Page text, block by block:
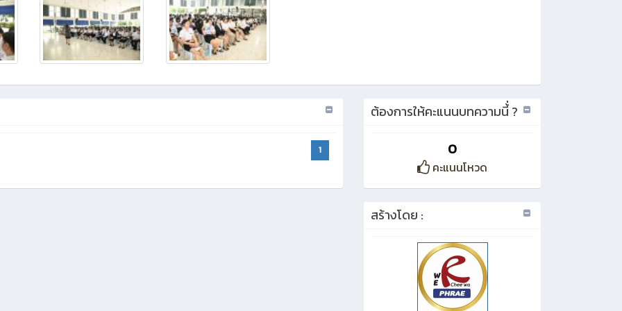
1
ต้องการให้คะแนนบทความนี้่ ?
0
คะแนนโหวด
สร้างโดย :